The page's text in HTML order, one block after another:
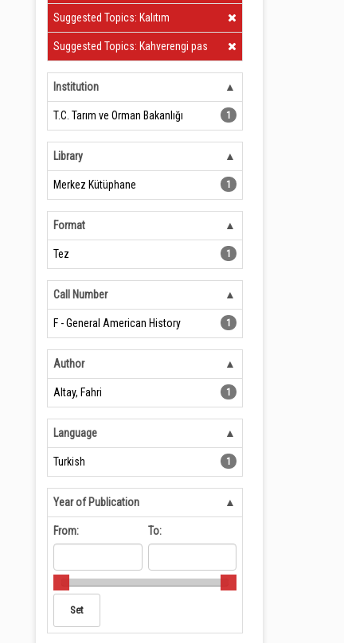
Clear Filter
Suggested Topics: Kalıtım
Clear Filter
Suggested Topics: Kahverengi pas
Institution
T.C. Tarım ve Orman Bakanlığı 1
Library
Merkez Kütüphane 1
Format
Tez 1
Call Number
F - General American History 1
Author
Altay, Fahri 1
Language
Turkish 1
Year of Publication
From: To: